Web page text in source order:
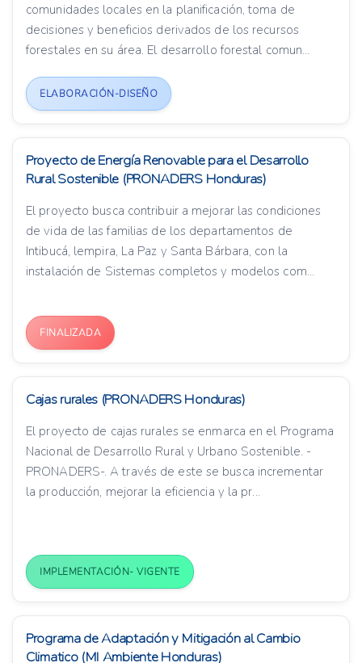
comunidades locales en la planificación, toma de
decisiones y beneficios derivados de los recursos
forestales en su área. El desarrollo forestal comun...
ELABORACIÓN-DISEÑO
Proyecto de Energía Renovable para el Desarrollo
Rural Sostenible (PRONADERS Honduras)
El proyecto busca contribuir a mejorar las condiciones
de vida de las familias de los departamentos de
Intibucá, lempira, La Paz y Santa Bárbara, con la
instalación de Sistemas completos y modelos com...
FINALIZADA
Cajas rurales (PRONADERS Honduras)
El proyecto de cajas rurales se enmarca en el Programa
Nacional de Desarrollo Rural y Urbano Sostenible. -
PRONADERS-. A través de este se busca incrementar
la producción, mejorar la eficiencia y la pr...
IMPLEMENTACIÓN- VIGENTE
Programa de Adaptación y Mitigación al Cambio
Climatico (MI Ambiente Honduras)